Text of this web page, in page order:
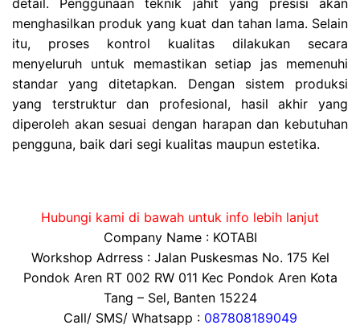
detail. Penggunaan teknik jahit yang presisi akan
menghasilkan produk yang kuat dan tahan lama. Selain
itu, proses kontrol kualitas dilakukan secara
menyeluruh untuk memastikan setiap jas memenuhi
standar yang ditetapkan. Dengan sistem produksi
yang terstruktur dan profesional, hasil akhir yang
diperoleh akan sesuai dengan harapan dan kebutuhan
pengguna, baik dari segi kualitas maupun estetika.
Hubungi kami di bawah untuk info lebih lanjut
Company Name : KOTABI
Workshop Adrress : Jalan Puskesmas No. 175 Kel
Pondok Aren RT 002 RW 011 Kec Pondok Aren Kota
Tang – Sel, Banten 15224
Call/ SMS/ Whatsapp : 087808189049